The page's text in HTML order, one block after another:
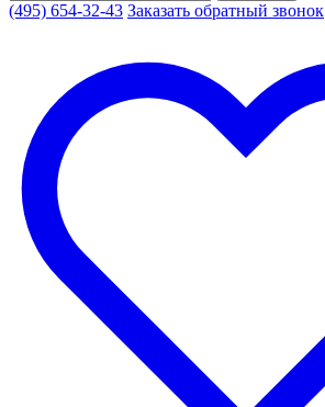
(495) 654-32-43 Заказать обратный звонок